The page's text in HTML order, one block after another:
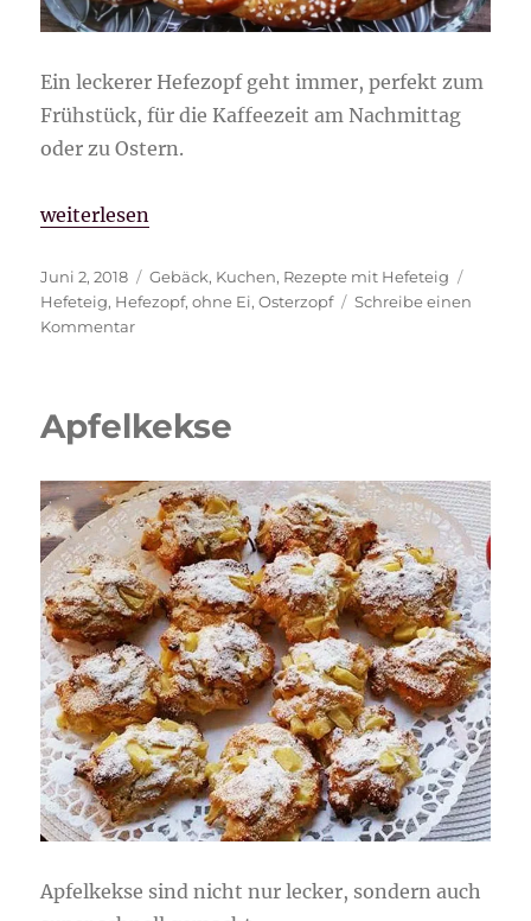
Ein leckerer Hefezopf geht immer, perfekt zum
Frühstück, für die Kaffeezeit am Nachmittag
oder zu Ostern.
„Hefezopf“
weiterlesen
Veröffentlicht
am
Juni 2, 2018 Kategorien
Gebäck, Kuchen, Rezepte mit Hefeteig
Hefeteig, Hefezopf,ohne Ei,Osterzopf
Schreibe einen
Kommentarzu
Apfelkekse
Apfelkekse sind nicht nur lecker, sondern auch